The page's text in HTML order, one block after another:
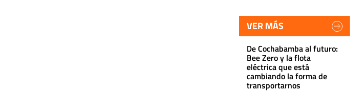
VER MÁS
De Cochabamba al futuro:
Bee Zero y la flota
eléctrica que está
cambiando la forma de
transportarnos